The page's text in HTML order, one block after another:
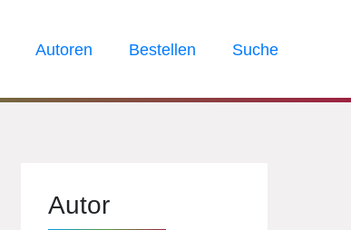
Autoren Bestellen Suche
Autor